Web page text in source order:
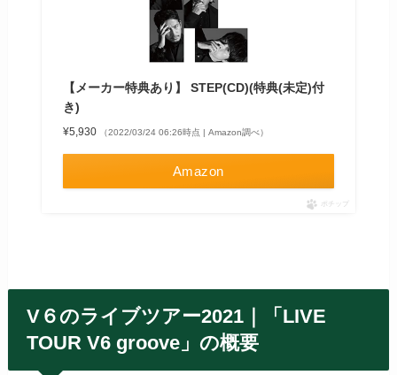
【メーカー特典あり】 STEP(CD)(特典(未定)付
き)
¥5,930 （2022/03/24 06:26時点 | Amazon調べ）
Amazon
ポチップ
V６のライブツアー2021｜「LIVE
TOUR V6 groove」の概要